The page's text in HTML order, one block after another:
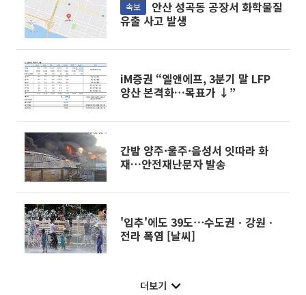
속보
유출 사고 발생
iM증권 “엘앤에프, 3분기 말 LFP
양산 본격화…목표가 ↓”
간밤 양주·울주·음성서 잇따라 화
재…안전재난문자 발송
'입추'에도 39도⋯수도권ㆍ강원ㆍ
전라 폭염 [날씨]
더보기